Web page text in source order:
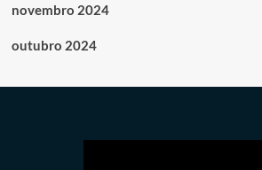
novembro 2024
outubro 2024